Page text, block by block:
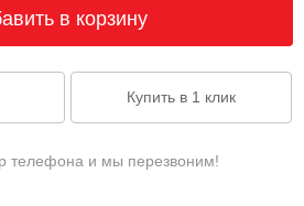
телефона и мы перезвоним!